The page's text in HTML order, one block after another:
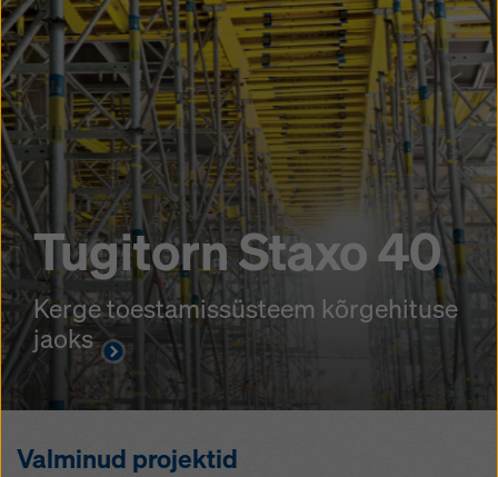
Tugitorn Staxo 40
Kerge toestamissüsteem kõrgehituse
jaoks
Valminud projektid